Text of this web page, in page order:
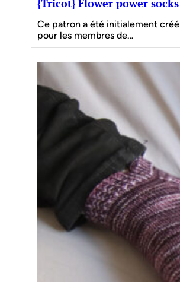
{Tricot} Flower power socks
Ce patron a été initialement créé
pour les membres de…